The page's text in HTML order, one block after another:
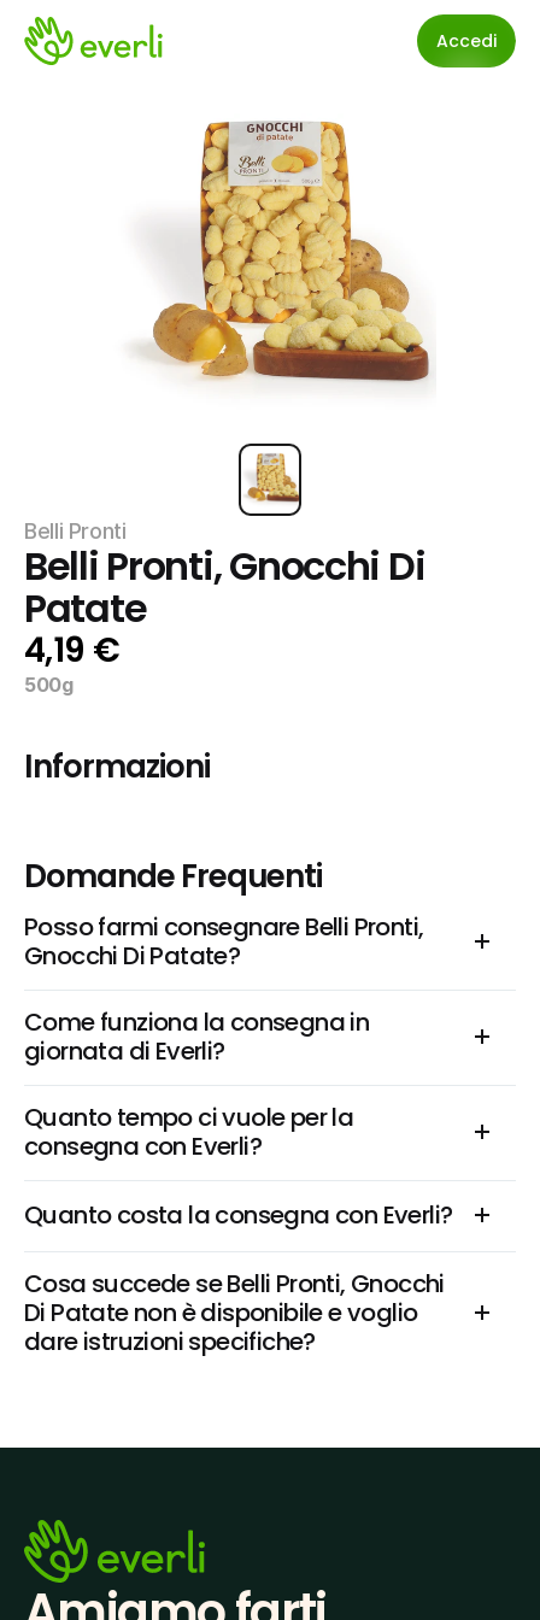
Accedi
Belli Pronti
Belli Pronti, Gnocchi Di
Patate
4,19 €
500g
Informazioni
Domande Frequenti
Posso farmi consegnare Belli Pronti,
Gnocchi Di Patate?
Come funziona la consegna in
giornata di Everli?
Quanto tempo ci vuole per la
consegna con Everli?
Quanto costa la consegna con Everli?
Cosa succede se Belli Pronti, Gnocchi
Di Patate non è disponibile e voglio
dare istruzioni specifiche?